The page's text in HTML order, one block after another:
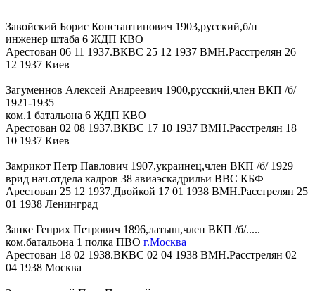
Завойский Борис Константинович 1903,русский,б/п
инженер штаба 6 ЖДП КВО
Арестован 06 11 1937.ВКВС 25 12 1937 ВМН.Расстрелян 26
12 1937 Киев
Загуменнов Алексей Андреевич 1900,русский,член ВКП /б/
1921-1935
ком.1 батальона 6 ЖДП КВО
Арестован 02 08 1937.ВКВС 17 10 1937 ВМН.Расстрелян 18
10 1937 Киев
Замрикот Петр Павлович 1907,украинец,член ВКП /б/ 1929
врид нач.отдела кадров 38 авиаэскадрильи ВВС КБФ
Арестован 25 12 1937.Двойкой 17 01 1938 ВМН.Расстрелян 25
01 1938 Ленинград
Занке Генрих Петрович 1896,латыш,член ВКП /б/.....
ком.батальона 1 полка ПВО г.Москва
Арестован 18 02 1938.ВКВС 02 04 1938 ВМН.Расстрелян 02
04 1938 Москва